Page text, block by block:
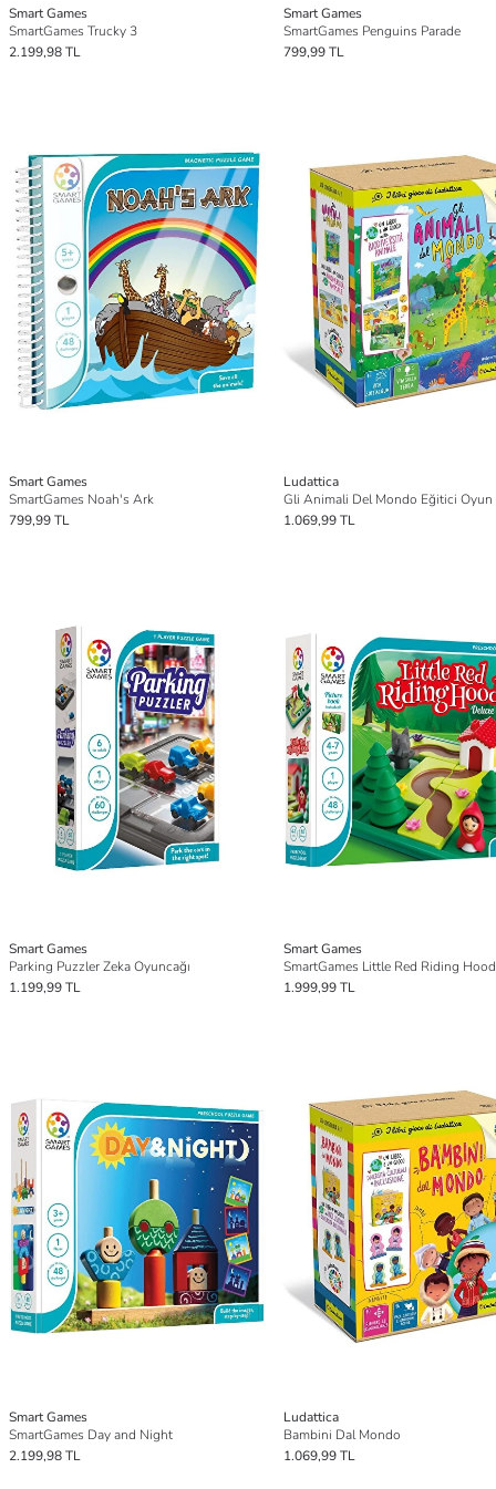
Smart Games
SmartGames Trucky 3
2.199,98 TL
Smart Games
SmartGames Penguins Parade
799,99 TL
Smart Games
SmartGames Noah's Ark
799,99 TL
Ludattica
Gli Animali Del Mondo Eğitici Oyun
1.069,99 TL
Smart Games
Parking Puzzler Zeka Oyuncağı
1.199,99 TL
Smart Games
SmartGames Little Red Riding Hood
1.999,99 TL
Smart Games
SmartGames Day and Night
2.199,98 TL
Ludattica
Bambini Dal Mondo
1.069,99 TL